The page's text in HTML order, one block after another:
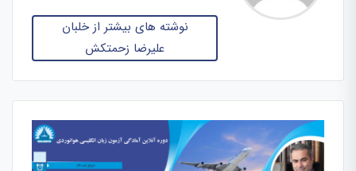
نوشته های بیشتر از خلبان
علیرضا زحمتکش